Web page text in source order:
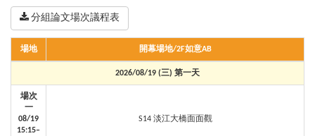
分組論文場次議程表
場地 開幕場地/2F如意AB
2026/08/19 (三) 第一天
場次
一
08/19
15:15–
S14 淡江大橋面面觀